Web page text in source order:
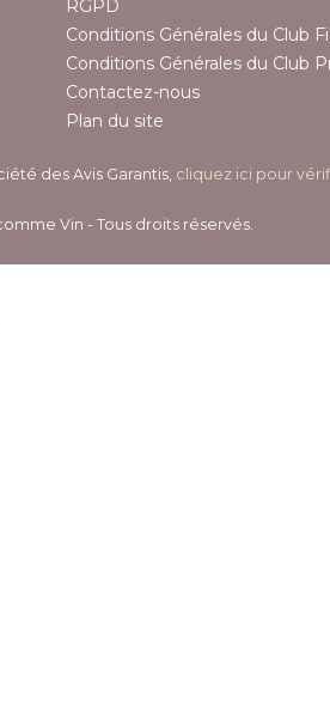
RGPD
Conditions Générales du Club
Conditions Générales du Club
Contactez-nous
Plan du site
des Avis Garantis, cliquez ici pour
Vin - Tous droits réservés.